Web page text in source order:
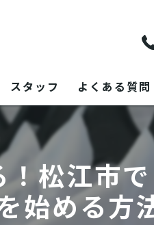
スタッフ よくある質問
松江市
始める方